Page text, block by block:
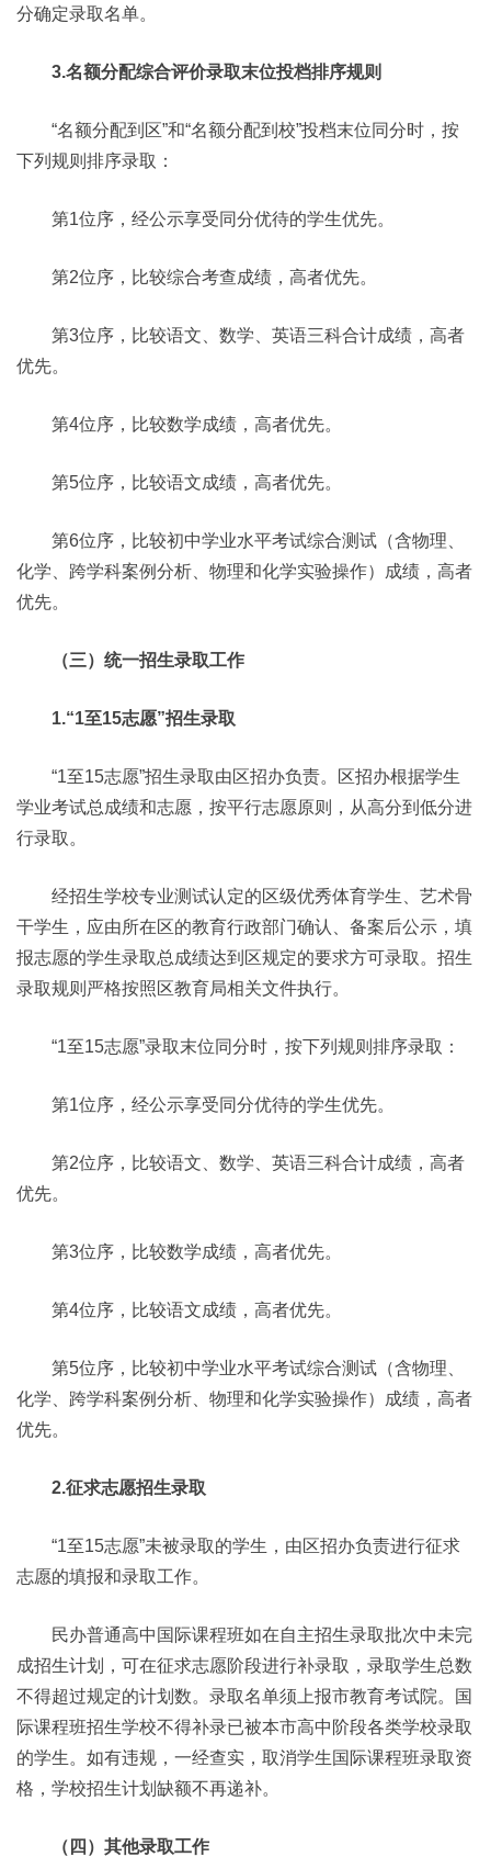
分确定录取名单。
3.名额分配综合评价录取末位投档排序规则
“名额分配到区”和“名额分配到校”投档末位同分时，按
下列规则排序录取：
第1位序，经公示享受同分优待的学生优先。
第2位序，比较综合考查成绩，高者优先。
第3位序，比较语文、数学、英语三科合计成绩，高者
优先。
第4位序，比较数学成绩，高者优先。
第5位序，比较语文成绩，高者优先。
第6位序，比较初中学业水平考试综合测试（含物理、
化学、跨学科案例分析、物理和化学实验操作）成绩，高者
优先。
（三）统一招生录取工作
1.“1至15志愿”招生录取
“1至15志愿”招生录取由区招办负责。区招办根据学生
学业考试总成绩和志愿，按平行志愿原则，从高分到低分进
行录取。
经招生学校专业测试认定的区级优秀体育学生、艺术骨
干学生，应由所在区的教育行政部门确认、备案后公示，填
报志愿的学生录取总成绩达到区规定的要求方可录取。招生
录取规则严格按照区教育局相关文件执行。
“1至15志愿”录取末位同分时，按下列规则排序录取：
第1位序，经公示享受同分优待的学生优先。
第2位序，比较语文、数学、英语三科合计成绩，高者
优先。
第3位序，比较数学成绩，高者优先。
第4位序，比较语文成绩，高者优先。
第5位序，比较初中学业水平考试综合测试（含物理、
化学、跨学科案例分析、物理和化学实验操作）成绩，高者
优先。
2.征求志愿招生录取
“1至15志愿”未被录取的学生，由区招办负责进行征求
志愿的填报和录取工作。
民办普通高中国际课程班如在自主招生录取批次中未完
成招生计划，可在征求志愿阶段进行补录取，录取学生总数
不得超过规定的计划数。录取名单须上报市教育考试院。国
际课程班招生学校不得补录已被本市高中阶段各类学校录取
的学生。如有违规，一经查实，取消学生国际课程班录取资
格，学校招生计划缺额不再递补。
（四）其他录取工作